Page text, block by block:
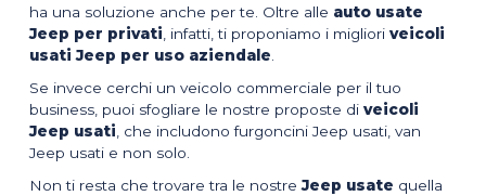
ha una soluzione anche per te. Oltre alle auto usate
Jeep per privati , infatti, ti proponiamo i miglioriveicoli
usati Jeep per uso aziendale
Se invece cerchi un veicolo commerciale per il tuo
business, puoi sfogliare le nostre proposte diveicoli
Jeep usati , che includono furgoncini Jeep usati, van
Jeep usati e non solo.
Non ti resta che trovare tra le nostreJeep usate quella